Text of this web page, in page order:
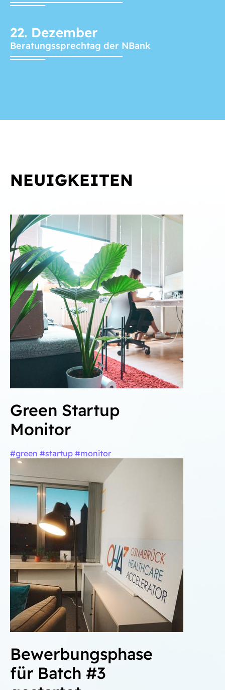
22. Dezember
Beratungssprechtag der NBank
NEUIGKEITEN
Green Startup
Monitor
#green #startup #monitor
Bewerbungsphase
für Batch #3